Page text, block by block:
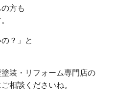
方も
？」と
装・リフォーム専門店の
相談くださいね。